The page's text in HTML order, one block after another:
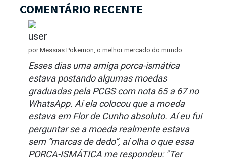
COMENTÁRIO RECENTE
por Messias Pokemon, o melhor mercado do mundo.
Esses dias uma amiga porca-ismática
estava postando algumas moedas
graduadas pela PCGS com nota 65 a 67 no
WhatsApp. Aí ela colocou que a moeda
estava em Flor de Cunho absoluto. Aí eu fui
perguntar se a moeda realmente estava
sem “marcas de dedo”, aí olha o que essa
PORCA-ISMÁTICA me respondeu: "Ter